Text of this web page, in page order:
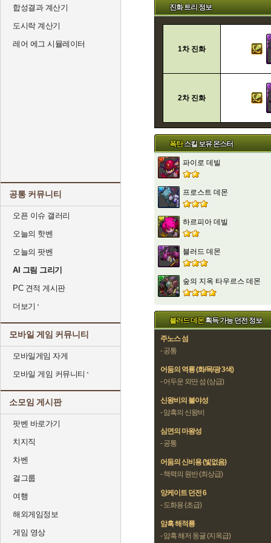
합성결과 계산기
도시락 계산기
레어 에그 시뮬레이터
공통 커뮤니티
오픈 이슈 갤러리
오늘의 핫벤
오늘의 팟벤
AI 그림 그리기
PC 견적 게시판
더보기
모바일 게임 커뮤니티
모바일게임 자게
모바일 게임 커뮤니티
소모임 게시판
팟벤 바로가기
치지직
차벤
걸그룹
여행
해외게임정보
게임 영상
진화 트리 정보
1차 진화
2차 진화
폭탄스킬 보유 몬스터
파이로 데빌
프로스트 데몬
하르피아 데빌
블러드 데몬
숲의 지옥 타우르스 데몬
블러드 데몬획득 가능 던전 정보
주노스 섬
- 공통
어둠의 역룡 (화/목/광 3색)
- 어두운 외딴 섬 (상급)
신왕비의 불야성
- 암흑의 신왕비
심연의 마왕성
- 공통
어둠의 신비용 (빛없음)
- 책력의 원반 (최상급)
앙케이트 던전 6
- 도화용 (초급)
암흑 해적룡
- 암흑 해저 동굴 (지옥급)